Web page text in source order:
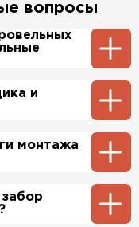
вопросы
1-2 дня.
позволяют нам
и
замерщик,
на
специалистом
монтажа
мы можем
кровлю и